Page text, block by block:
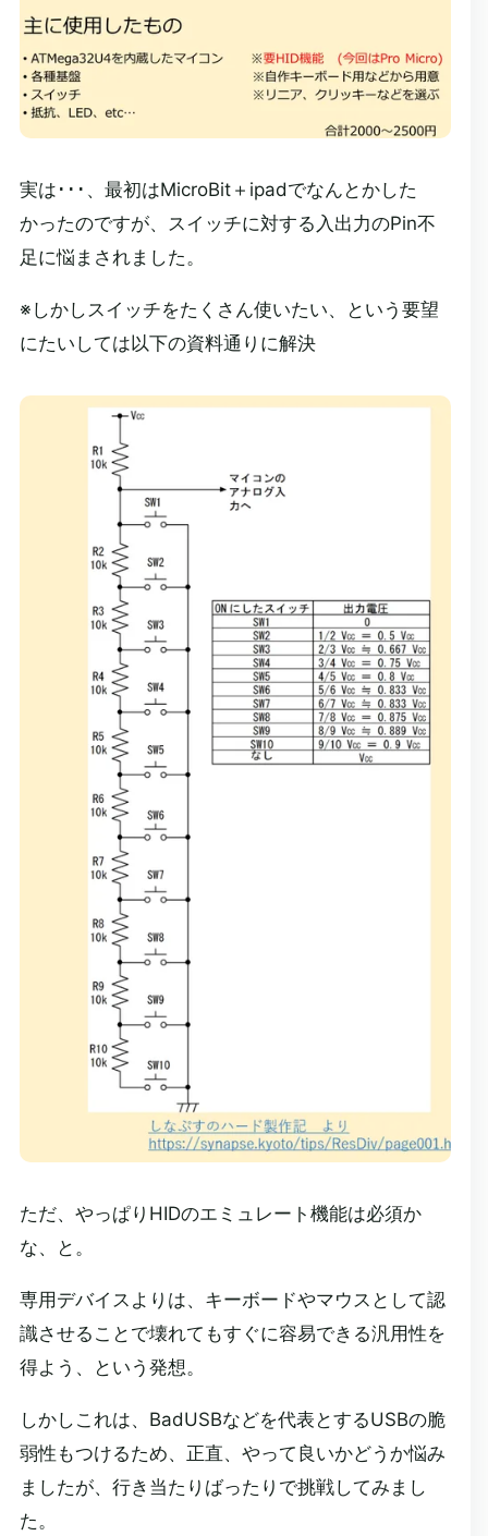
実は･･･、最初はMicroBit＋ipadでなんとかした
かったのですが、スイッチに対する入出力のPin不
足に悩まされました。
※しかしスイッチをたくさん使いたい、という要望
にたいしては以下の資料通りに解決
ただ、やっぱりHIDのエミュレート機能は必須か
な、と。
専用デバイスよりは、キーボードやマウスとして認
識させることで壊れてもすぐに容易できる汎用性を
得よう、という発想。
しかしこれは、BadUSBなどを代表とするUSBの脆
弱性もつけるため、正直、やって良いかどうか悩み
ましたが、行き当たりばったりで挑戦してみまし
た。